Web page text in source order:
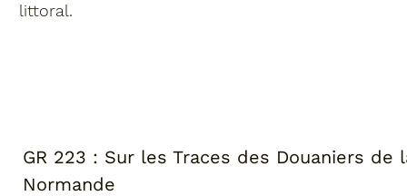
GR 223 : Sur les Traces des Douaniers de
Normande
littoral.